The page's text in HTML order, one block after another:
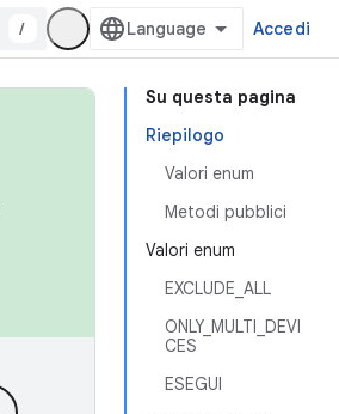
/ Accedi
Su questa pagina
Riepilogo
Valori enum
Metodi pubblici
Valori enum
EXCLUDE_ALL
ONLY_MULTI_DEVI
CES
ESEGUI